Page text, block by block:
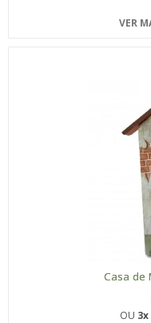
VER
Casa de
OU 3x